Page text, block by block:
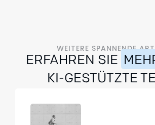
WEITERE SPANNENDE
ERFAHREN SIE
KI-GESTÜTZTE